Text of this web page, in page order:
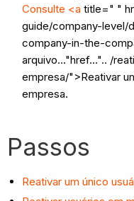
Consulte <a title=" "
guide/company-level/
company-in-the-
arquivo..."href...".. /
empresa/">Reativar
empresa.
Passos
Reativar um único